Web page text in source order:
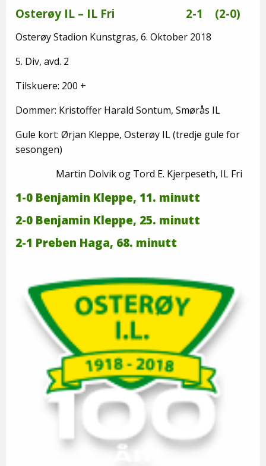
Osterøy IL – IL Fri 2-1 (2-0)
Osterøy Stadion Kunstgras, 6. Oktober 2018
5. Div, avd. 2
Tilskuere: 200 +
Dommer: Kristoffer Harald Sontum, Smørås IL
Gule kort: Ørjan Kleppe, Osterøy IL (tredje gule for
sesongen)
Martin Dolvik og Tord E. Kjerpeseth, IL Fri
1-0 Benjamin Kleppe, 11. minutt
2-0 Benjamin Kleppe, 25. minutt
2-1 Preben Haga, 68. minutt